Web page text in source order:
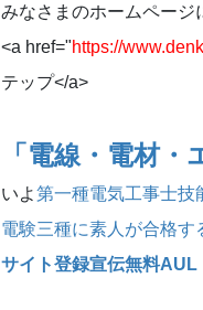
みなさまのホームページ
<a href="https://
テップ</a>
「電線・電材
いよ第一種電気工事士技
電験三種に素人が合格す
サイト登録宣伝無料AUL